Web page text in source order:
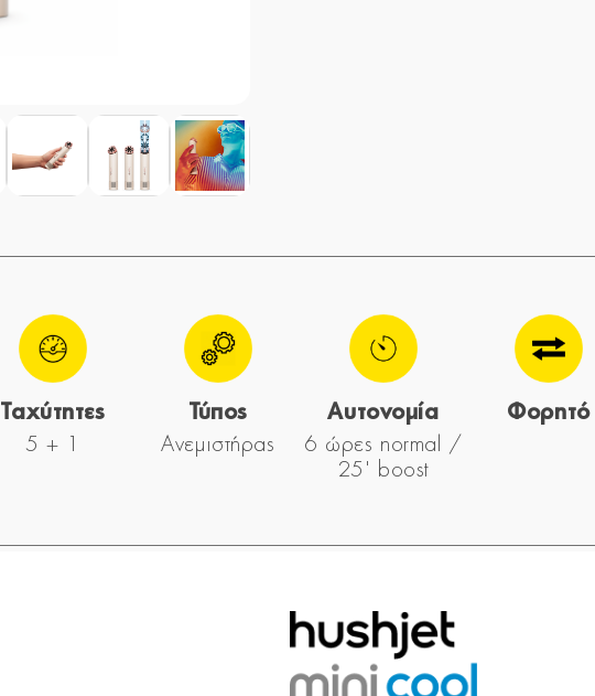
Ταχύτητες
5 + 1
Τύπος
Ανεμιστήρας
Αυτονομία
6 ώρες normal /
25' boost
Φορητό